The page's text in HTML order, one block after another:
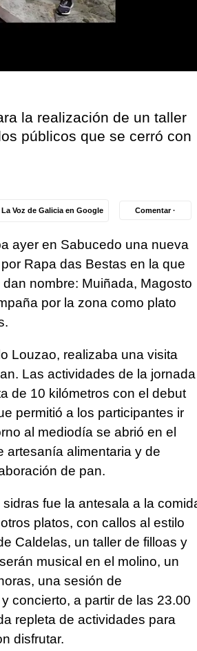
la realización de un taller
públicos que se cerró con
Voz de Galicia en Google Comentar ·
ayer en Sabucedo una nueva
Rapa das Bestas en la que
nombre: Muiñada, Magosto
por la zona como plato
Louzao, realizaba una visita
Las actividades de la jornada
de 10 kilómetros con el debut
permitió a los participantes ir
al mediodía se abrió en el
artesanía alimentaria y de
de pan.
fue la antesala a la
platos, con callos al estilo
Caldelas, un taller de filloas y
musical en el molino, un
una sesión de
concierto, a partir de las 23.00
repleta de actividades para
disfrutar.